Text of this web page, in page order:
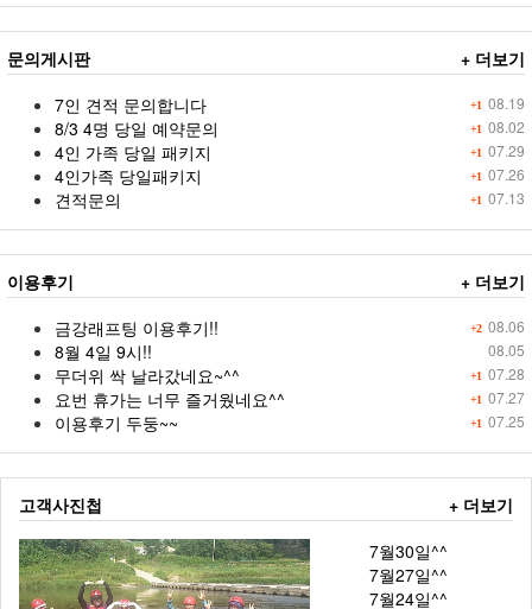
+ 더보기
문의게시판
+1 08.19
7인 견적 문의합니다
+1 08.02
8/3 4명 당일 예약문의
+1 07.29
4인 가족 당일 패키지
+1 07.26
4인가족 당일패키지
+1 07.13
견적문의
+ 더보기
이용후기
+2 08.06
금강래프팅 이용후기!!
08.05
8월 4일 9시!!
+1 07.28
무더위 싹 날라갔네요~^^
+1 07.27
요번 휴가는 너무 즐거웠네요^^
+1 07.25
이용후기 두둥~~
+ 더보기
고객사진첩
7월30일^^
7월27일^^
7월24일^^